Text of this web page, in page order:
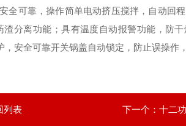
全可靠，操作简单电动挤压搅拌，自动回
分离功能； 具有温度自动报警功能，防干
，安全可靠开关锅盖自动锁定，防止误操作
列表 下一个： 十二